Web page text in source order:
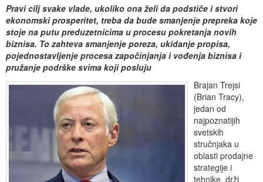
Pravi cilj svake vlade, ukoliko ona želi da podstiče i stvori
ekonomski prosperitet, treba da bude smanjenje prepreka koje
stoje na putu preduzetnicima u procesu pokretanja novih
biznisa. To zahteva smanjenje poreza, ukidanje propisa,
pojednostavljenje procesa započinjanja i vođenja biznisa i
pružanje podrške svima koji posluju
Brajan Trejsi
(Brian Tracy),
jedan od
najpoznatijih
svetskih
stručnjaka u
oblasti prodajne
strategije i
tehnike, drži